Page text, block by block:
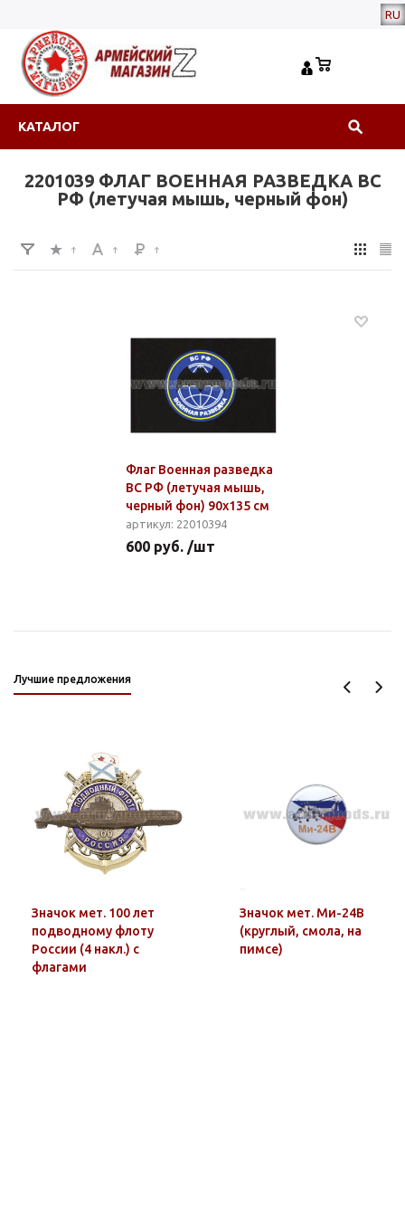
RU
КАТАЛОГ
2201039 ФЛАГ ВОЕННАЯ РАЗВЕДКА ВС
РФ (летучая мышь, черный фон)
Флаг Военная разведка
ВС РФ (летучая мышь,
черный фон) 90х135 см
артикул: 22010394
600 руб. /шт
Лучшие предложения
Значок мет. 100 лет
подводному флоту
России (4 накл.) с
флагами
Значок мет. Ми-24В
(круглый, смола, на
пимсе)